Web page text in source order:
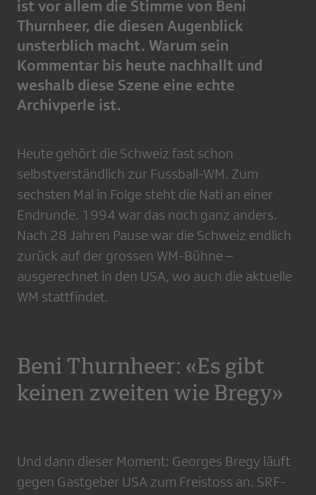
ist vor allem die Stimme von Beni
Thurnheer, die diesen Augenblick
unsterblich macht. Warum sein
Kommentar bis heute nachhallt und
weshalb diese Szene eine echte
Archivperle ist.
Heute gehört die Schweiz fast schon
selbstverständlich zur Fussball-WM. Zum
sechsten Mal in Folge steht die Nati an einer
Endrunde. 1994 war das noch ganz anders.
Nach 28 Jahren Pause war die Schweiz endlich
zurück auf der grossen WM-Bühne –
ausgerechnet in den USA, wo auch die aktuelle
WM stattfindet.
Beni Thurnheer: «Es gibt
keinen zweiten wie Bregy»
Und dann dieser Moment: Georges Bregy läuft
gegen Gastgeber USA zum Freistoss an. SRF-